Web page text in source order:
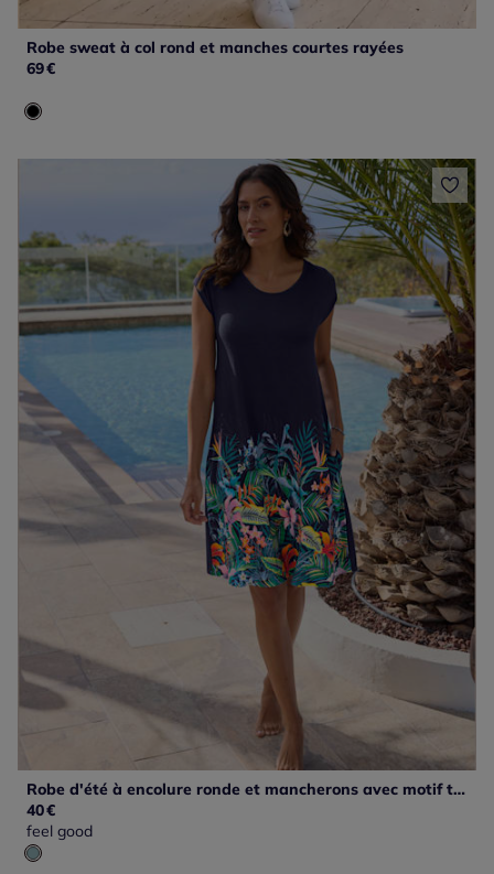
Robe sweat à col rond et manches courtes rayées
69€
Robe d'été à encolure ronde et mancherons avec motif tropical
40€
feel good